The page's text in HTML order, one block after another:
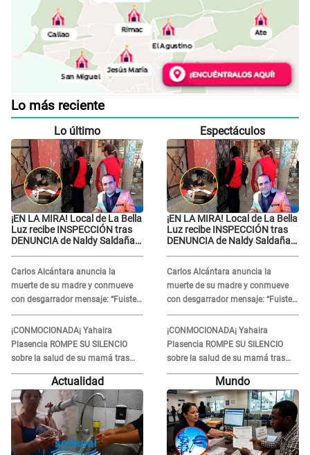
Lo más reciente
Lo último
¡EN LA MIRA! Local de La Bella
Luz recibe INSPECCIÓN tras
DENUNCIA de Naldy Saldaña
Carlos Alcántara anuncia la
muerte de su madre y conmueve
con desgarrador mensaje: “Fuiste
una gran mujer”
¡CONMOCIONADA¡ Yahaira
Plasencia ROMPE SU SILENCIO
sobre la salud de su mamá tras
APARECER en centro oncológico:
“La oración tiene poder”
Espectáculos
¡EN LA MIRA! Local de La Bella
Luz recibe INSPECCIÓN tras
DENUNCIA de Naldy Saldaña
Carlos Alcántara anuncia la
muerte de su madre y conmueve
con desgarrador mensaje: “Fuiste
una gran mujer”
¡CONMOCIONADA¡ Yahaira
Plasencia ROMPE SU SILENCIO
sobre la salud de su mamá tras
APARECER en centro oncológico:
“La oración tiene poder”
Actualidad Mundo